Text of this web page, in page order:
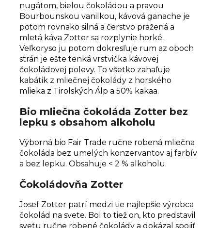
nugátom, bielou čokoládou a pravou
Bourbounskou vanilkou, kávová ganache je
potom rovnako silná a čerstvo pražená a
mletá káva Zotter sa rozplynie horké.
Veľkoryso ju potom dokresľuje rum az oboch
strán je ešte tenká vrstvička kávovej
čokoládovej polevy. To všetko zahaľuje
kabátik z mliečnej čokolády z horského
mlieka z Tirolských Álp a 50% kakaa.
Bio mliečna čokoláda Zotter bez
lepku s obsahom alkoholu
Výborná bio Fair Trade ručne robená mliečna
čokoláda bez umelých konzervantov aj farbív
a bez lepku. Obsahuje < 2 % alkoholu.
Čokoládovňa Zotter
Josef Zotter patrí medzi tie najlepšie výrobca
čokolád na svete. Bol to tiež on, kto predstavil
svetu ručne robené čokolády a dokázal spojiť